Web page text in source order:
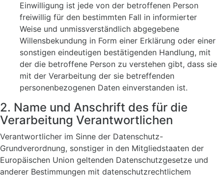
Einwilligung ist jede von der betroffenen Person
freiwillig für den bestimmten Fall in informierter
Weise und unmissverständlich abgegebene
Willensbekundung in Form einer Erklärung oder einer
sonstigen eindeutigen bestätigenden Handlung, mit
der die betroffene Person zu verstehen gibt, dass sie
mit der Verarbeitung der sie betreffenden
personenbezogenen Daten einverstanden ist.
2. Name und Anschrift des für die
Verarbeitung Verantwortlichen
Verantwortlicher im Sinne der Datenschutz-
Grundverordnung, sonstiger in den Mitgliedstaaten der
Europäischen Union geltenden Datenschutzgesetze und
anderer Bestimmungen mit datenschutzrechtlichem